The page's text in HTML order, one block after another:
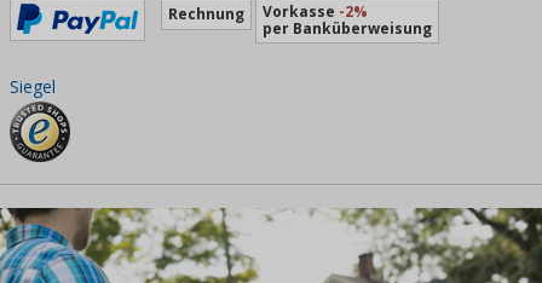
Rechnung Vorkasse -2%
per Banküberweisung
Siegel